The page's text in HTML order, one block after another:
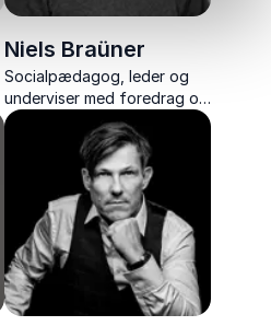
Niels Braüner
Socialpædagog, leder og
underviser med foredrag om
skånsom magtanvendelse,
tryghed og relationer, og
redskaber til at håndtere
voldsomme episoder
professionelt.